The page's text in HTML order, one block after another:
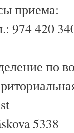
приема:
974 420
по
5338